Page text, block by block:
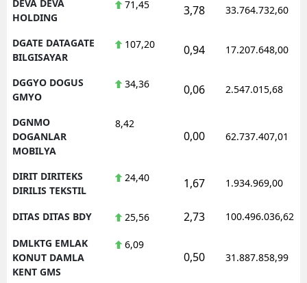
DEVA DEVA
HOLDING
71,45 3,78 33.764.732,60
DGATE DATAGATE
BILGISAYAR
107,20 0,94 17.207.648,00
DGGYO DOGUS
GMYO
34,36 0,06 2.547.015,68
DGNMO
DOGANLAR
MOBILYA
8,42
0,00 62.737.407,01
DIRIT DIRITEKS
DIRILIS TEKSTIL
24,40 1,67 1.934.969,00
DITAS DITAS BDY 25,56 2,73 100.496.036,62
DMLKTG EMLAK
KONUT DAMLA
KENT GMS
6,09
0,50 31.887.858,99